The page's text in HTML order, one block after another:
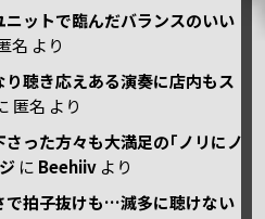
ットで臨んだバランスのいい
名 より
聴き応えある演奏に店内もス
匿名 より
った方々も大満足の｢ノリにノ
に Beehiiv より
で拍子抜けも…滅多に聴けない